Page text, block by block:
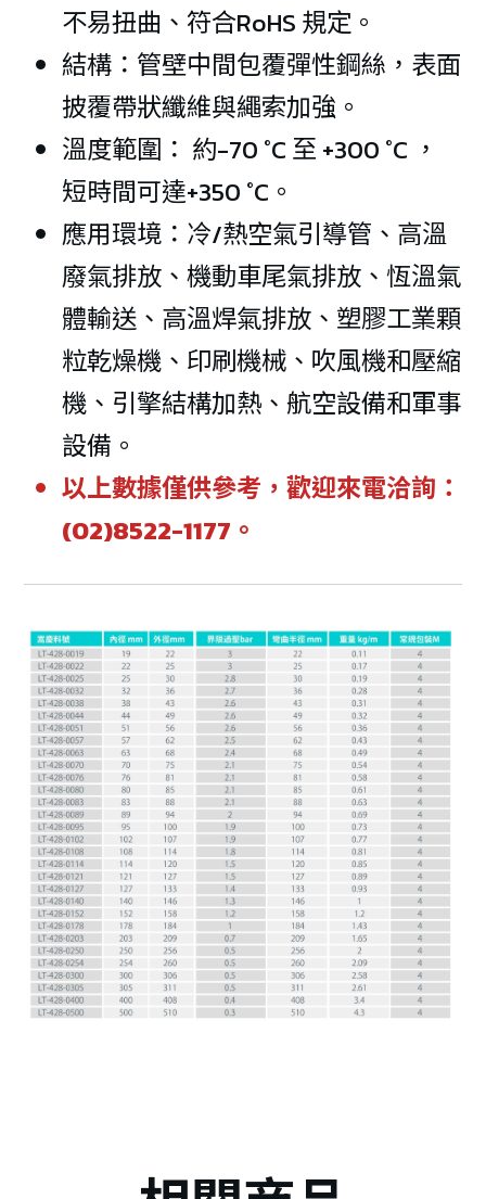
不易扭曲、符合RoHS 規定。
結構：管壁中間包覆彈性鋼絲，表面
披覆帶狀纖維與繩索加強。
溫度範圍： 約-70 °C 至 +300 °C ，
短時間可達+350 °C。
應用環境：冷/熱空氣引導管、高溫
廢氣排放、機動車尾氣排放、恆溫氣
體輸送、高溫焊氣排放、塑膠工業顆
粒乾燥機、印刷機械、吹風機和壓縮
機、引擎結構加熱、航空設備和軍事
設備。
以上數據僅供參考，歡迎來電洽詢：
(02)8522-1177。